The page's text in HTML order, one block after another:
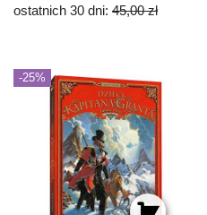
ostatnich 30 dni: 45,00 zł
-25%